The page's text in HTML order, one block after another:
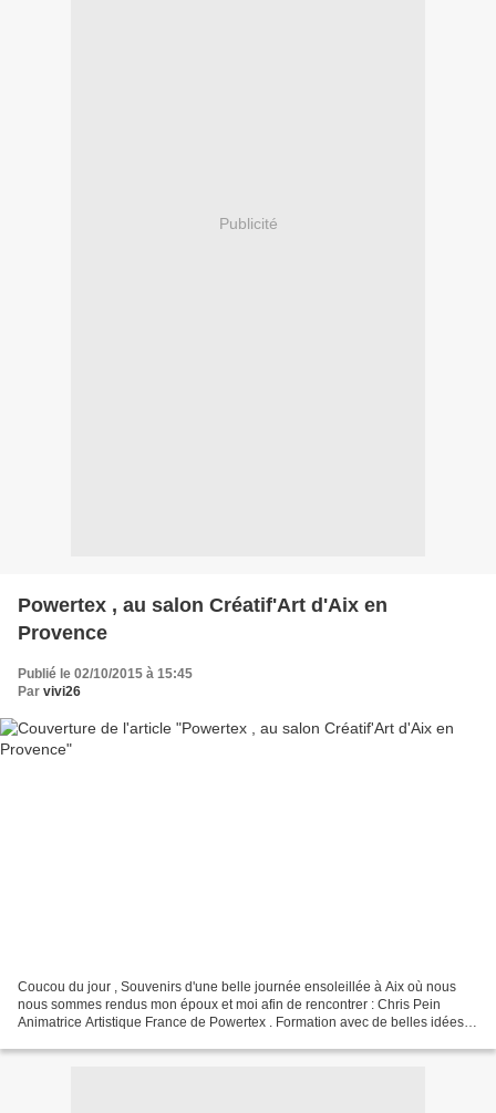
Publicité
Powertex , au salon Créatif'Art d'Aix en
Provence
Publié le 02/10/2015 à 15:45
Par vivi26
Coucou du jour , Souvenirs d'une belle journée ensoleillée à Aix où nous
nous sommes rendus mon époux et moi afin de rencontrer : Chris Pein
Animatrice Artistique France de Powertex . Formation avec de belles idées